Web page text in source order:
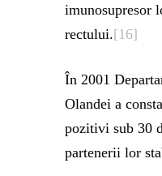
imunosupresor
rectului.[16]
În 2001
Olandei a
pozitivi sub 30
partenerii lor